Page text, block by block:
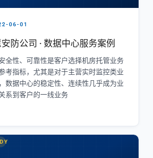
06-01
防公司 · 数据中心服务案例
全性、可靠性是客户选择机房托管业务
考指标，尤其是对于主营实时监控类业
数据中心的稳定性、连续性几乎成为业
系到客户的一线业务